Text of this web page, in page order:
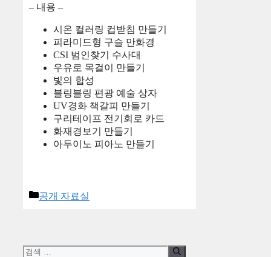
– 내용 –
시온 컬러링 컵받침 만들기
피라미드형 구슬 만화경
CSI 범인찾기 수사대
우유로 목걸이 만들기
빛의 합성
블링블링 편광 예술 상자
UV경화 책갈피 만들기
구리테이프 전기회로 카드
화재경보기 만들기
아두이노 피아노 만들기
카
공개 자료실
검